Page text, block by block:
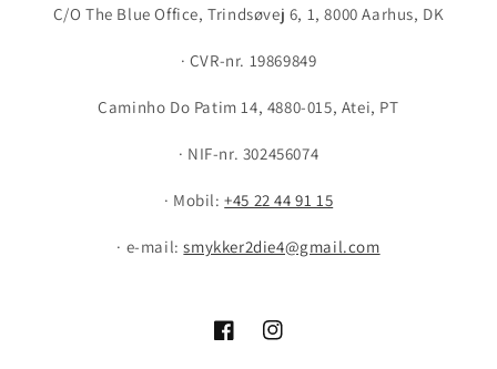
C/O The Blue Office, Trindsøvej 6, 1, 8000 Aarhus, DK
· CVR-nr. 19869849
Caminho Do Patim 14, 4880-015, Atei, PT
· NIF-nr. 302456074
· Mobil:+45 22 44 91 15
· e-mail:smykker2die4@gmail.com
FacebookInstagram